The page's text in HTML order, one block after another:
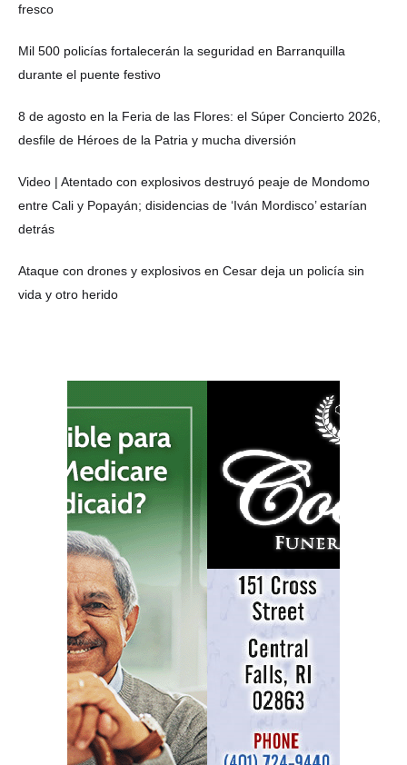
fresco
Mil 500 policías fortalecerán la seguridad en Barranquilla
durante el puente festivo
8 de agosto en la Feria de las Flores: el Súper Concierto 2026,
desfile de Héroes de la Patria y mucha diversión
Video | Atentado con explosivos destruyó peaje de Mondomo
entre Cali y Popayán; disidencias de ‘Iván Mordisco’ estarían
detrás
Ataque con drones y explosivos en Cesar deja un policía sin
vida y otro herido